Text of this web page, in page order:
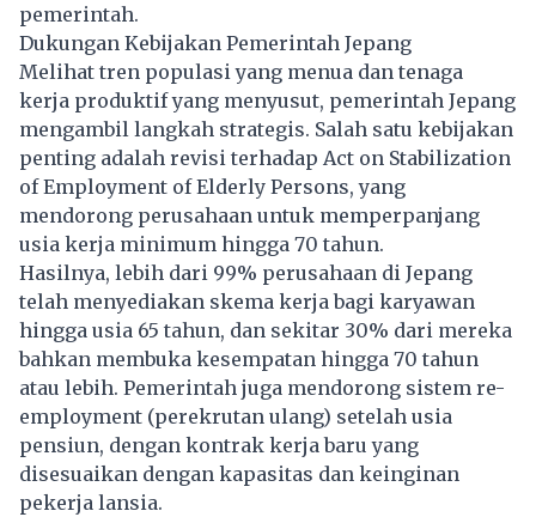
pemerintah.
Dukungan Kebijakan Pemerintah Jepang
Melihat tren populasi yang menua dan tenaga
kerja produktif yang menyusut, pemerintah Jepang
mengambil langkah strategis. Salah satu kebijakan
penting adalah revisi terhadap Act on Stabilization
of Employment of Elderly Persons, yang
mendorong perusahaan untuk memperpanjang
usia kerja minimum hingga 70 tahun.
Hasilnya, lebih dari 99% perusahaan di Jepang
telah menyediakan skema kerja bagi karyawan
hingga usia 65 tahun, dan sekitar 30% dari mereka
bahkan membuka kesempatan hingga 70 tahun
atau lebih. Pemerintah juga mendorong sistem re-
employment (perekrutan ulang) setelah usia
pensiun, dengan kontrak kerja baru yang
disesuaikan dengan kapasitas dan keinginan
pekerja lansia.